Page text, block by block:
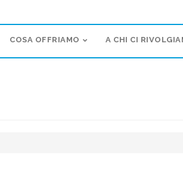
COSA OFFRIAMO A CHI CI